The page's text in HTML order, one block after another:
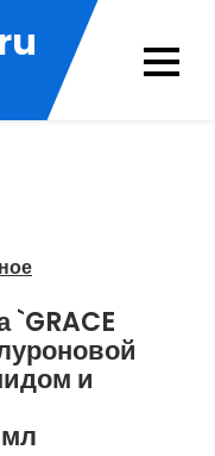
и